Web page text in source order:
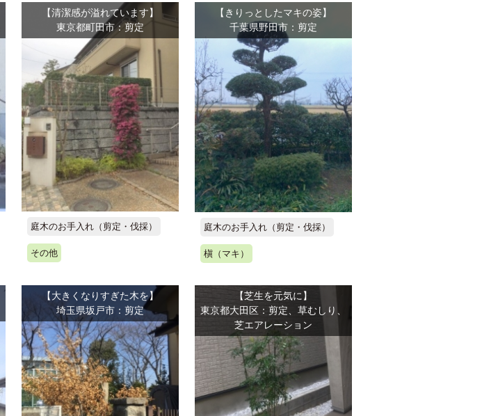
【清潔感が溢れています】
東京都町田市：剪定
庭木のお手入れ（剪定・伐採）
その他
【きりっとしたマキの姿】
千葉県野田市：剪定
庭木のお手入れ（剪定・伐採）
槇（マキ）
【大きくなりすぎた木を】
埼玉県坂戸市：剪定
【芝生を元気に】
東京都大田区：剪定、草むしり、
芝エアレーション